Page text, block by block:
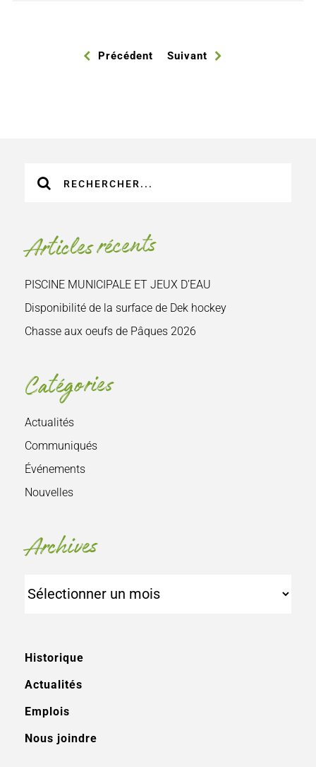
Précédent Suivant
sur
Articles récents
PISCINE MUNICIPALE ET JEUX D’EAU
Disponibilité de la surface de Dek hockey
Chasse aux oeufs de Pâques 2026
Catégories
Actualités
Communiqués
Événements
Nouvelles
Archives
Historique
Actualités
Emplois
Nous joindre